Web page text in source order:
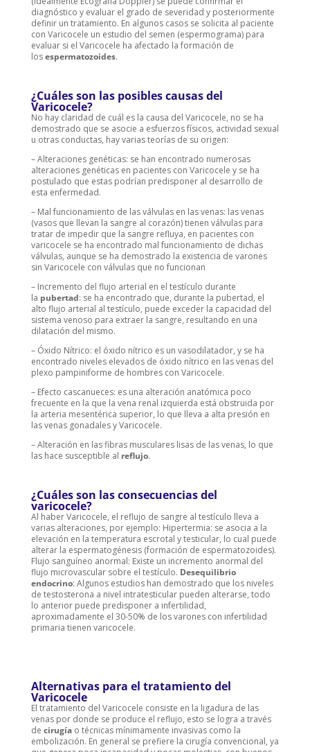
diagnóstico y evaluar el grado de severidad y posteriormente
definir un tratamiento. En algunos casos se solicita al paciente
con Varicocele un estudio del semen (espermograma) para
evaluar si el Varicocele ha afectado la formación de
losespermatozoides.
¿Cuáles son las posibles causas del
Varicocele?
No hay claridad de cuál es la causa del Varicocele, no se ha
demostrado que se asocie a esfuerzos físicos, actividad sexual
u otras conductas, hay varias teorías de su origen:
– Alteraciones genéticas: se han encontrado numerosas
alteraciones genéticas en pacientes con Varicocele y se ha
postulado que estas podrían predisponer al desarrollo de
esta enfermedad.
– Mal funcionamiento de las válvulas en las venas: las venas
(vasos que llevan la sangre al corazón) tienen válvulas para
tratar de impedir que la sangre refluya, en pacientes con
varicocele se ha encontrado mal funcionamiento de dichas
válvulas, aunque se ha demostrado la existencia de varones
sin Varicocele con válvulas que no funcionan
– Incremento del flujo arterial en el testículo durante
la pubertad: se ha encontrado que, durante la pubertad, el
alto flujo arterial al testículo, puede exceder la capacidad del
sistema venoso para extraer la sangre, resultando en una
dilatación del mismo.
– Óxido Nítrico: el óxido nítrico es un vasodilatador, y se ha
encontrado niveles elevados de óxido nítrico en las venas del
plexo pampiniforme de hombres con Varicocele.
– Efecto cascanueces: es una alteración anatómica poco
frecuente en la que la vena renal izquierda está obstruida por
la arteria mesentérica superior, lo que lleva a alta presión en
las venas gonadales y Varicocele.
– Alteración en las fibras musculares lisas de las venas, lo que
las hace susceptible al reflujo.
¿Cuáles son las consecuencias del
varicocele?
Al haber Varicocele, el reflujo de sangre al testículo lleva a
varias alteraciones, por ejemplo: Hipertermia: se asocia a la
elevación en la temperatura escrotal y testicular, lo cual puede
alterar la espermatogénesis (formación de espermatozoides).
Flujo sanguíneo anormal: Existe un incremento anormal del
flujo microvascular sobre el testículo. Desequilibrio
endocrino: Algunos estudios han demostrado que los niveles
de testosterona a nivel intratesticular pueden alterarse, todo
lo anterior puede predisponer a infertilidad,
aproximadamente el 30-50% de los varones con infertilidad
primaria tienen varicocele.
Alternativas para el tratamiento del
Varicocele
El tratamiento del Varicocele consiste en la ligadura de las
venas por donde se produce el reflujo, esto se logra a través
de cirugíao técnicas mínimamente invasivas como la
embolización. En general se prefiere la cirugía convencional, ya